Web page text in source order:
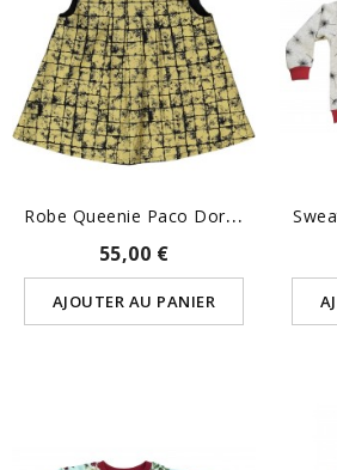
R
Obe Queenie Paco Dorée
55,00 €
AJOUTER AU PANIER